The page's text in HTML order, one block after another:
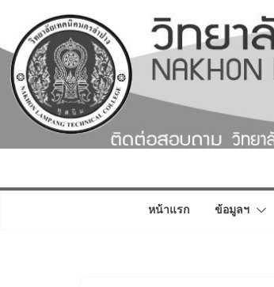
content
หน้าแรก ข้อมูลฯ